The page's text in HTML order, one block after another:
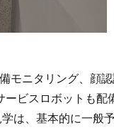
モニタリング、顔
ビスロボットも配
は、基本的に一般